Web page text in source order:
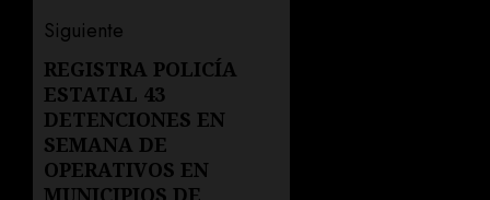
Siguiente
Siguiente
entrada:
REGISTRA POLICÍA
ESTATAL 43
DETENCIONES EN
SEMANA DE
OPERATIVOS EN
MUNICIPIOS DE